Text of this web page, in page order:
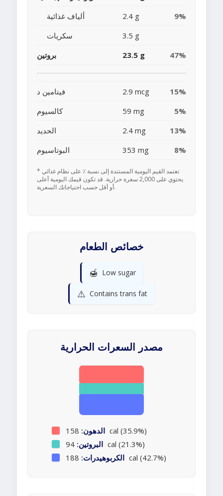
ألياف غذائية
2.4 g
9%
سكريات
3.5 g
بروتين
23.5 g 47%
فيتامين د 2.9 mcg
15%
كالسيوم
59 mg
5%
الحديد
2.4 mg
13%
البوتاسيوم
353 mg 8%
* تعتمد القيم اليومية المستندة إلى نسبة ٪ على نظام غذائي
يحتوي على 2,000 سعرة حرارية. قد تكون قيمك اليومية أعلى
أو أقل حسب احتياجاتك السعرية.
خصائص الطعام
🍯 Low sugar
⚠️ Contains trans fat
مصدر السعرات الحرارية
الدهون: 158 cal (35.9%)
البروتين: 94 cal (21.3%)
الكربوهيدرات: 188 cal (42.7%)